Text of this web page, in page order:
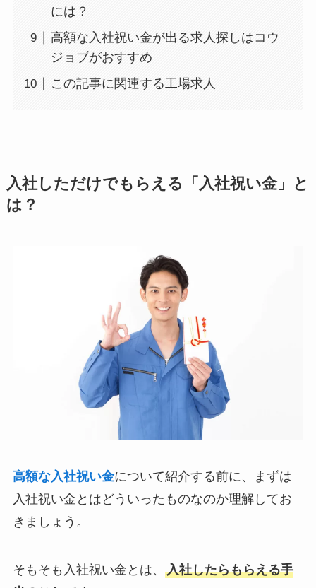
には？
高額な入社祝い金が出る求人探しはコウ
ジョブがおすすめ
この記事に関連する工場求人
入社しただけでもらえる「入社祝い金」と
は？
高額な入社祝い金について紹介する前に、まずは
入社祝い金とはどういったものなのか理解してお
きましょう。
そもそも入社祝い金とは、 入社したらもらえる手